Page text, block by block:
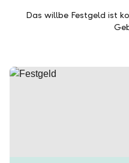
Das willbe Festgeld ist